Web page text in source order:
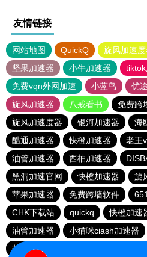
友情链接
网站地图 QuickQ 旋风加速度
坚果加速器
小牛加速器
免费vqn外网加速
小蓝鸟 优
旋风加速器
八戒看书 免费跨
旋风加速度器
银河加速器 海
酷通加速器
快橙加速器 老王
油管加速器
西柚加速器
黑洞加速官网
快橙加速器 旋
苹果加速器
免费跨墙软件
CHK下载站
quickq 快橙加速
油管加速器
小猫咪ciash加速器
芒果加速器